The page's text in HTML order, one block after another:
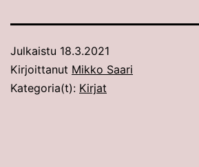
Julkaistu 18.3.2021
Kirjoittanut Mikko Saari
Kategoria(t): Kirjat